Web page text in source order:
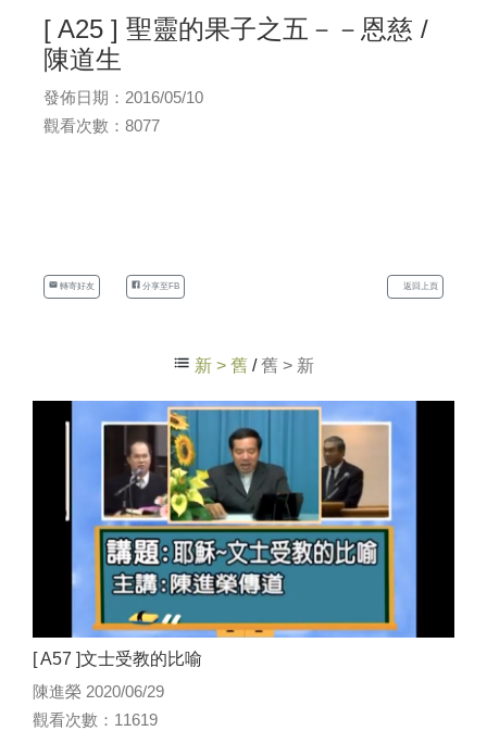
[ A25 ] 聖靈的果子之五－－恩慈 /
陳道生
發佈日期：2016/05/10
觀看次數：8077
轉寄好友 分享至FB 返回上頁
新 > 舊 /舊 > 新
[ A57 ]文士受教的比喻
陳進榮 2020/06/29
觀看次數：11619